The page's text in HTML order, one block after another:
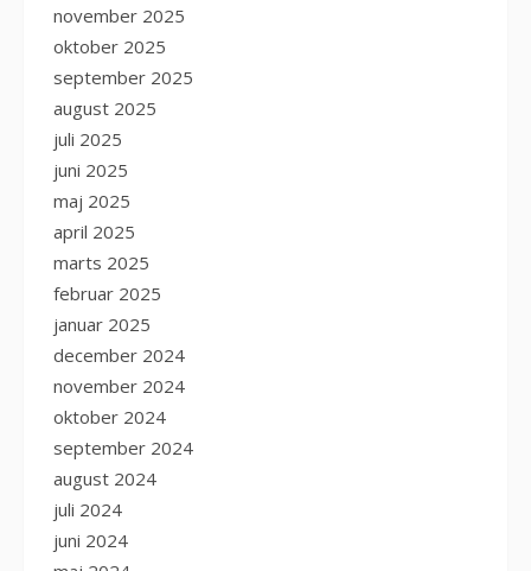
november 2025
oktober 2025
september 2025
august 2025
juli 2025
juni 2025
maj 2025
april 2025
marts 2025
februar 2025
januar 2025
december 2024
november 2024
oktober 2024
september 2024
august 2024
juli 2024
juni 2024